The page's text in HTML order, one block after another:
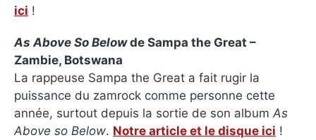
ici !
As Above So Belowde Sampa the Great –
Zambie, Botswana
La rappeuse Sampa the Great a fait rugir la
puissance du zamrock comme personne cette
année, surtout depuis la sortie de son albumAs
Above so Below. Notre article et le disque ici !